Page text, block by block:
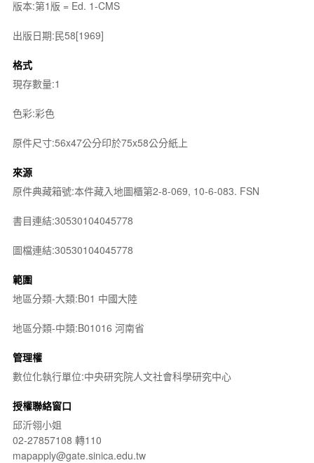
版本:第1版 = Ed. 1-CMS
出版日期:民58[1969]
格式
現存數量:1
色彩:彩色
原件尺寸:56x47公分印於75x58公分紙上
來源
原件典藏箱號:本件藏入地圖櫃第2-8-069, 10-6-083. FSN
書目連結:30530104045778
圖檔連結:30530104045778
範圍
地區分類-大類:B01 中國大陸
地區分類-中類:B01016 河南省
管理權
數位化執行單位:中央研究院人文社會科學研究中心
授權聯絡窗口
邱沂翎小姐
02-27857108 轉110
mapapply@gate.sinica.edu.tw